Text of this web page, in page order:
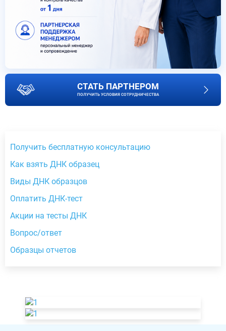
СТАТЬ ПАРТНЕРОМ
ПОЛУЧИТЬ УСЛОВИЯ СОТРУДНИЧЕСТВА
Получить бесплатную консультацию
Как взять ДНК образец
Виды ДНК образцов
Оплатить ДНК-тест
Акции на тесты ДНК
Вопрос/ответ
Образцы отчетов